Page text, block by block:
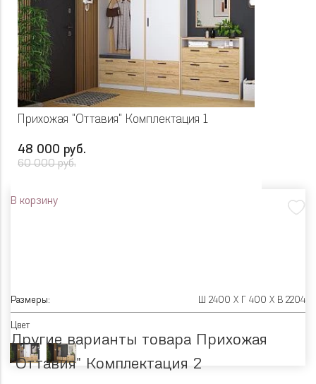
Прихожая "Оттавия" Комплектация 1
48 000 руб.
60 000 руб.
В корзину
Размеры: Ш 2400 X Г 400 X В 2204
Цвет
Другие варианты товара Прихожая
"Оттавия" Комплектация 2